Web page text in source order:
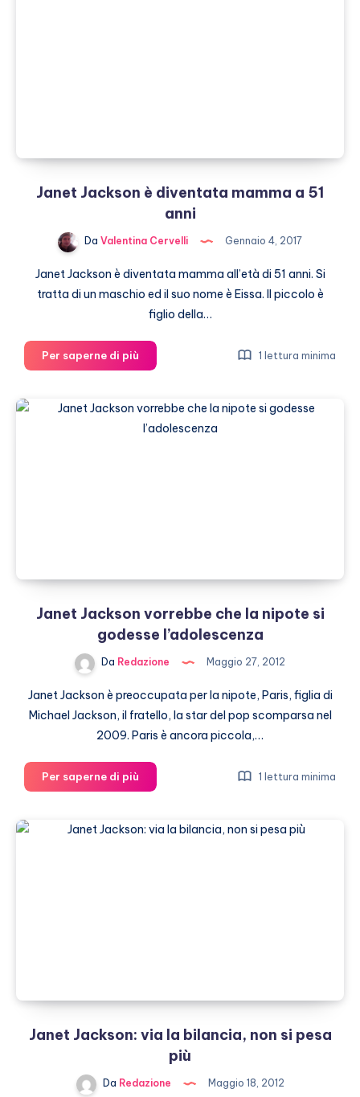
Janet Jackson è diventata mamma a 51
anni
Da Valentina Cervelli Gennaio 4, 2017
Janet Jackson è diventata mamma all’età di 51 anni. Si
tratta di un maschio ed il suo nome è Eissa. Il piccolo è
figlio della…
Per saperne di più
Jackson
diventata
mamma
1 lettura minima
Janet Jackson vorrebbe che la nipote si
godesse l’adolescenza
Da Redazione Maggio 27, 2012
Janet Jackson è preoccupata per la nipote, Paris, figlia di
Michael Jackson, il fratello, la star del pop scomparsa nel
2009. Paris è ancora piccola,…
Per saperne di più
Jackson
che
1 lettura minima
Janet Jackson: via la bilancia, non si pesa
più
Da Redazione Maggio 18, 2012